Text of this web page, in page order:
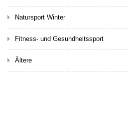
Natursport Winter
Fitness- und Gesundheitssport
Ältere